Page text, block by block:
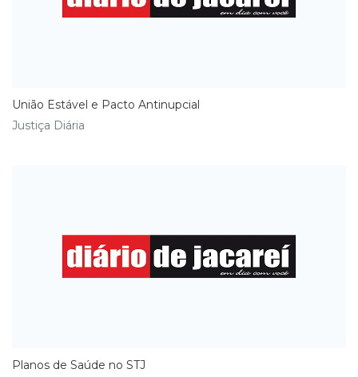
União Estável e Pacto Antinupcial
Justiça Diária
Planos de Saúde no STJ